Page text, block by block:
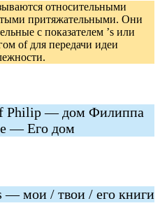
относительными
притяжательными. Они
с показателем ’s или
of для передачи идеи
Philip — дом Филиппа
— Его дом
— мои / твои / его книги